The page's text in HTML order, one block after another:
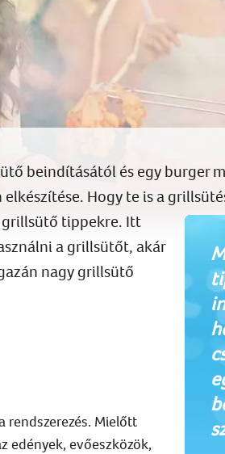
beindításától és egy burger
Hogy te is a
grillsütő tippekre. Itt
a grillsütőt, akár
nagy grillsütő
Mielőtt
edények, evőeszközök,